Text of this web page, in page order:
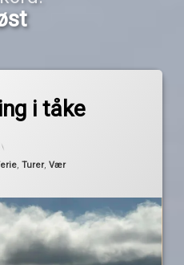
i tåke
,Turer,Vær